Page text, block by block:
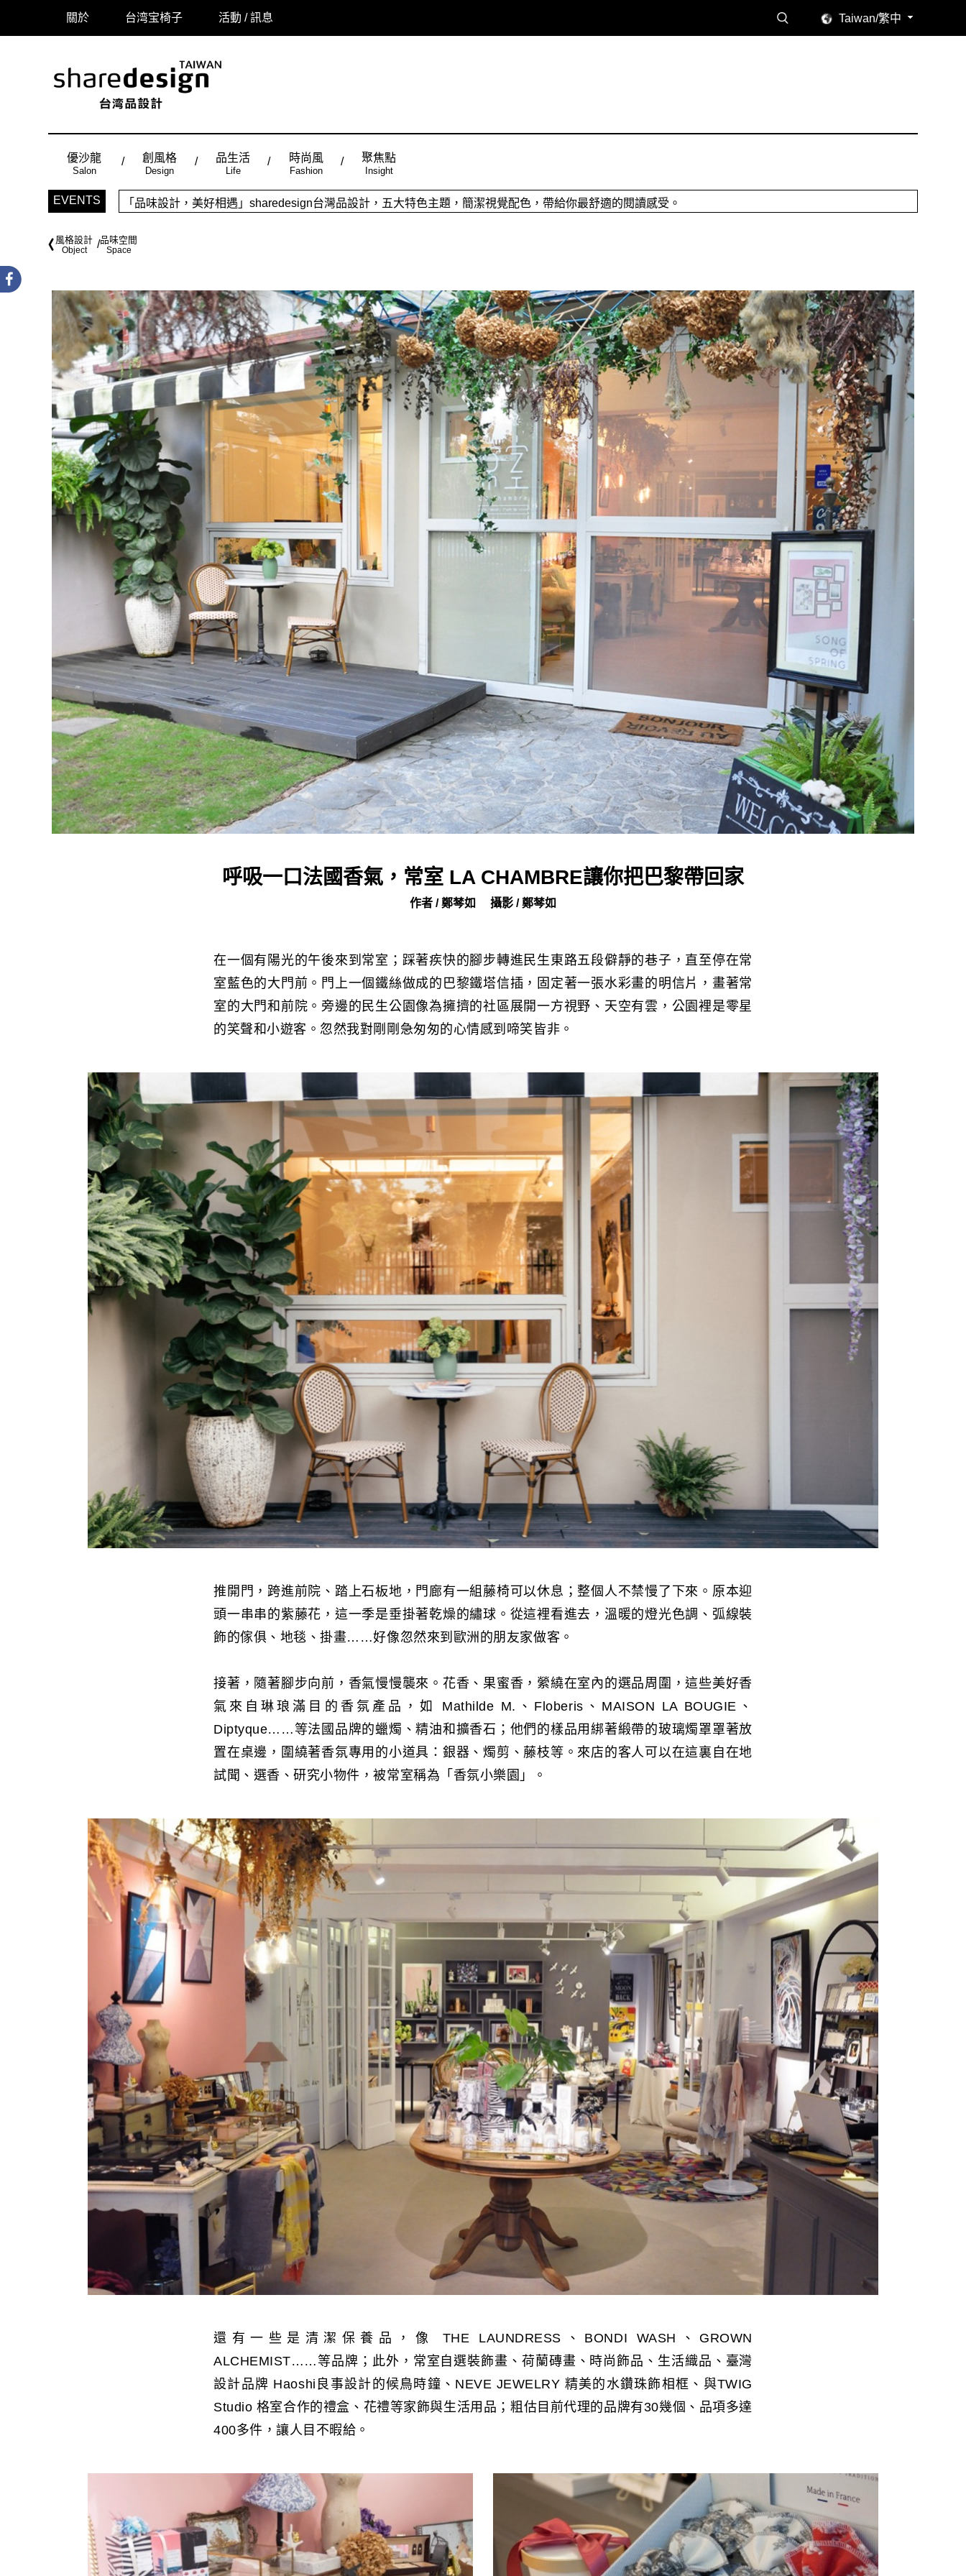
Taiwan/繁中
關於 台湾宝椅子 活動 / 訊息
優沙龍
Salon
創風格
Design
品生活
Life
時尚風
Fashion
聚焦點
Insight
EVENTS
時尚風：Made in Taiwan， 從台灣原創時尚，領略潮流趨勢，體現個人穿搭品味。
風格設計
Object
品味空間
Space
呼吸一口法國香氣，常室 LA CHAMBRE讓你把巴黎帶回家
作者 / 鄭棽如 攝影 / 鄭棽如
在一個有陽光的午後來到常室；踩著疾快的腳步轉進民生東路五段僻靜的巷子，直至停在常
室藍色的大門前。門上一個鐵絲做成的巴黎鐵塔信插，固定著一張水彩畫的明信片，畫著常
室的大門和前院。旁邊的民生公園像為擁擠的社區展開一方視野、天空有雲，公園裡是零星
的笑聲和小遊客。忽然我對剛剛急匆匆的心情感到啼笑皆非。
推開門，跨進前院、踏上石板地，門廊有一組藤椅可以休息；整個人不禁慢了下來。原本迎
頭一串串的紫藤花，這一季是垂掛著乾燥的繡球。從這裡看進去，溫暖的燈光色調、弧線裝
飾的傢俱、地毯、掛畫……好像忽然來到歐洲的朋友家做客。
接著，隨著腳步向前，香氣慢慢襲來。花香、果蜜香，縈繞在室內的選品周圍，這些美好香
氣來自琳琅滿目的香氛產品，如 Mathilde M.、Floberis、MAISON LA BOUGIE、
Diptyque……等法國品牌的蠟燭、精油和擴香石；他們的樣品用綁著緞帶的玻璃燭罩罩著放
置在桌邊，圍繞著香氛專用的小道具：銀器、燭剪、藤枝等。來店的客人可以在這裏自在地
試聞、選香、研究小物件，被常室稱為「香氛小樂園」。
還有一些是清潔保養品，像 THE LAUNDRESS、BONDI WASH、GROWN
ALCHEMIST……等品牌；此外，常室自選裝飾畫、荷蘭磚畫、時尚飾品、生活織品、臺灣
設計品牌 Haoshi良事設計的候鳥時鐘、NEVE JEWELRY 精美的水鑽珠飾相框、與TWIG
Studio 格室合作的禮盒、花禮等家飾與生活用品；粗估目前代理的品牌有30幾個、品項多達
400多件，讓人目不暇給。